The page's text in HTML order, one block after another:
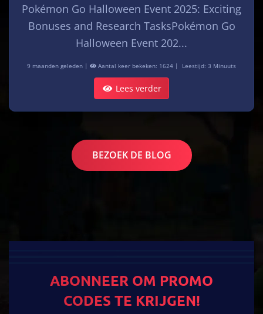
Pokémon Go Halloween Event 2025: Exciting
Bonuses and Research TasksPokémon Go
Halloween Event 202...
9 maanden geleden | Aantal keer bekeken: 1624 | Leestijd: 3 Minuuts
Lees verder
BEZOEK DE BLOG
ABONNEER OM PROMO
CODES TE KRIJGEN!